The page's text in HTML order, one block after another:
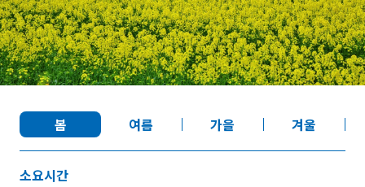
즐겨찾기
포토갤러리
팸플릿
이용 규약
봄 여름 가을 겨울
소요시간